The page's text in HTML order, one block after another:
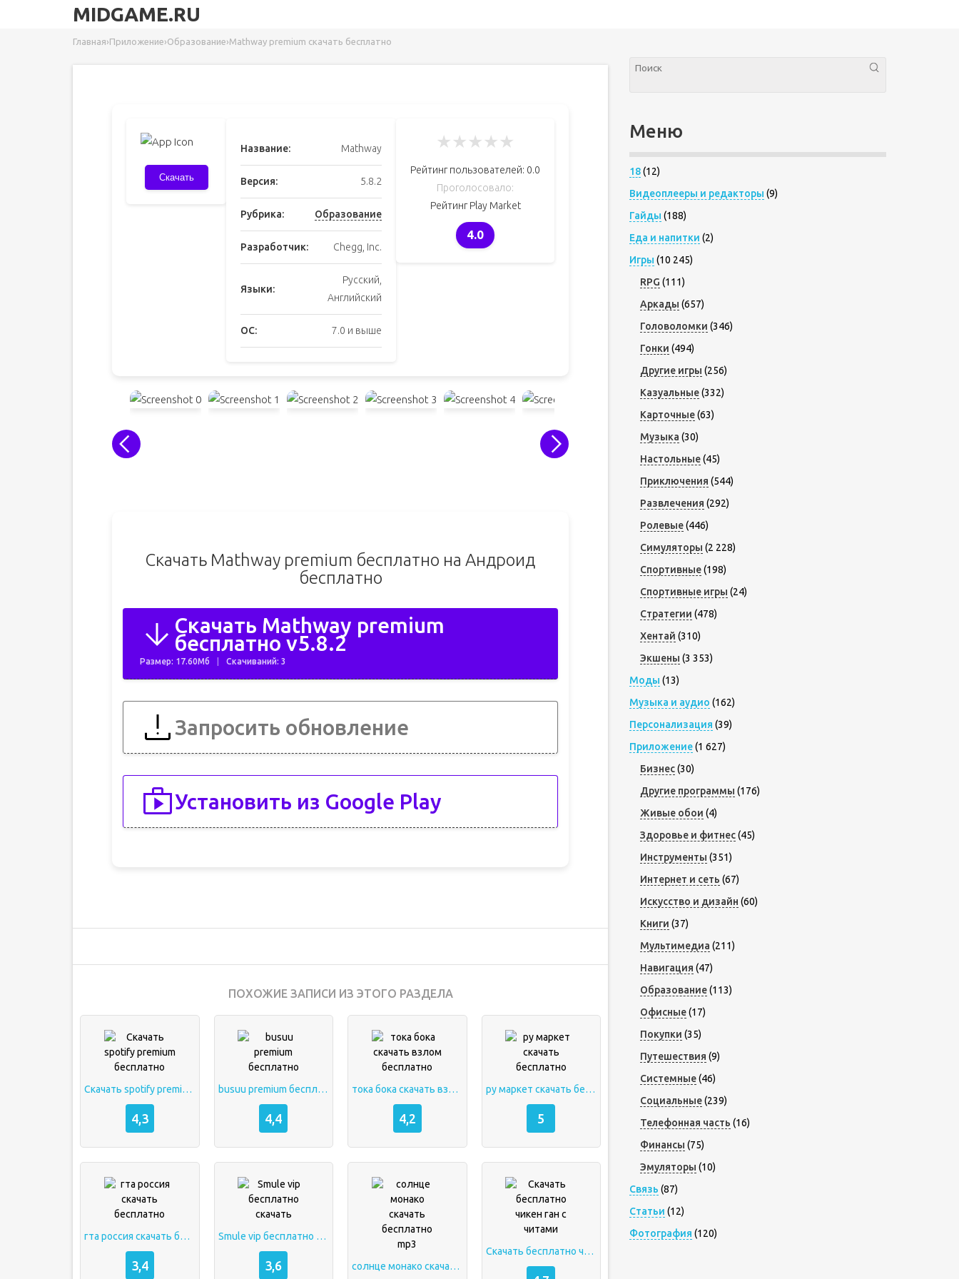
MIDGAME.RU
Главная›Приложение›Образование›Mathway premium скачать бесплатно
Скачать
Название: Mathway
Версия: 5.8.2
Рубрика: Образование
Разработчик: Chegg, Inc.
Языки:
Русский,
Английский
ОС: 7.0 и выше
★★★★★
Рейтинг пользователей: 0.0
Проголосовало:
Рейтинг Play Market
4.0
Скачать Mathway premium бесплатно на Андроид
бесплатно
Скачать Mathway premium
бесплатно v5.8.2
Размер: 17.60Мб Скачиваний: 3
Запросить обновление
Установить из Google Play
ПОХОЖИЕ ЗАПИСИ ИЗ ЭТОГО РАЗДЕЛА
Скачать spotify premium бесплатно
4,3
busuu premium бесплатно
4,4
тока бока скачать взлом бесплатно
4,2
ру маркет скачать бесплатно
5
гта россия скачать бесплатно
3,4
Smule vip бесплатно скачать
3,6 солнце монако скачать бесплатно mp3
Скачать бесплатно чикен ган с читами
Меню
18(12)
Видеоплееры и редакторы (9)
Гайды (188)
Еда и напитки (2)
Игры (10 245)
RPG (111)
Аркады (657)
Головоломки (346)
Гонки (494)
Другие игры (256)
Казуальные(332)
Карточные(63)
Музыка (30)
Настольные(45)
Приключения (544)
Развлечения (292)
Ролевые(446)
Симуляторы (2 228)
Спортивные(198)
Спортивные игры (24)
Стратегии (478)
Хентай (310)
Экшены (3 353)
Моды (13)
Музыка и аудио (162)
Персонализация (39)
Приложение(1 627)
Бизнес(30)
Другие программы (176)
Живые обои (4)
Здоровье и фитнес(45)
Инструменты (351)
Интернет и сеть (67)
Искусство и дизайн (60)
Книги (37)
Мультимедиа (211)
Навигация (47)
Образование(113)
Офисные(17)
Покупки (35)
Путешествия (9)
Системные(46)
Социальные(239)
Телефонная часть (16)
Финансы (75)
Эмуляторы (10)
Связь (87)
Статьи (12)
Фотография (120)